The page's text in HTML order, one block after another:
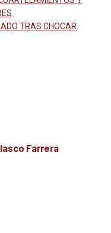
TRAS CHOCAR
Farrera